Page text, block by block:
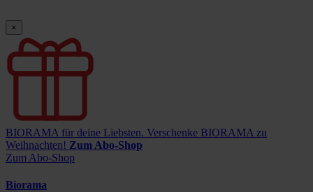
×
BIORAMA für deine Liebsten. Verschenke BIORAMA zu
Weihnachten! Zum Abo-Shop
Zum Abo-Shop
Biorama